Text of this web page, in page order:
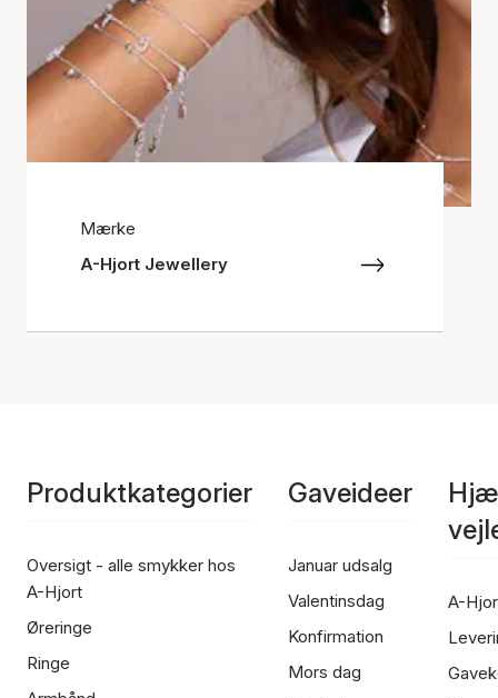
Mærke
A-Hjort Jewellery
Produktkategorier
Oversigt - alle smykker hos
A-Hjort
Øreringe
Ringe
Gaveideer
Januar udsalg
Valentinsdag
Konfirmation
Mors dag
A-